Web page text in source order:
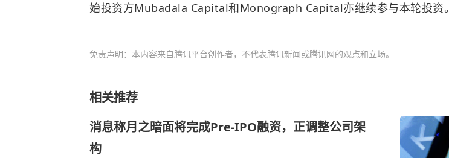
始投资方Mubadala Capital和Monograph Capital亦继续参与本轮投资。
免责声明：本内容来自腾讯平台创作者，不代表腾讯新闻或腾讯网的观点和立场。
相关推荐
消息称月之暗面将完成Pre-IPO融资，正调整公司架
构